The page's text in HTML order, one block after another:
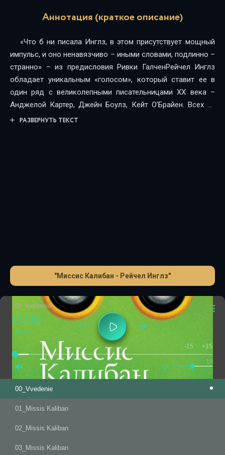
Аннотация (краткое описание)
«Что б ни писала Инглз, в этом присутствует мощный
импульс, и оно ненавязчиво – иными словами, подлинно –
странно» – из предисловия Ривки ГалченРейчел Инглз
обладает уникальным «голосом», который ставит ее в
один ряд с великолепными писательницами ХХ века –
Анджелой Картер, Джейн Боулз, Кейт О’Брайен. Всех их
объединяет внимание к теме женщины в современном
что не похожий, и такое разнообразие аллюзий – лишнее
тому доказательство.
РАЗВЕРНУТЬ ТЕКСТ
"Миссис Калибан - Рейчел Инглз"
00_Vvedenie
0:00
15:29
1.0
x1
-15 +15
00_Vvedenie
01_Missis Kaliban
02_Missis Kaliban
03_Missis Kaliban